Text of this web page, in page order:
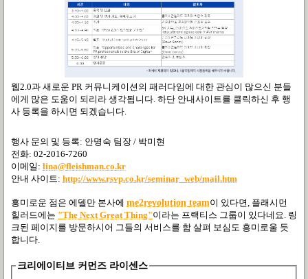
웹2.0과 새로운 PR 커뮤니케이션의 패러다임에 대한 관심이 많으신 분들
에게 많은 도움이 되리라 생각됩니다. 하단 안내사이트를 클릭하신 후 행
사 등록을 하시면 되겠습니다.
행사 문의 및 등록: 안명숙 팀장 / 박미현
전화: 02-2016-7260
이메일: lina@fleishman.co.kr
안내 사이트: http://www.rsvp.co.kr/seminar_web/mail.htm
흥미로운 점은 에델만 본사에 me2revolution team이 있다면, 플래시먼
힐러드에는 "The Next Great Thing"이라는 프랙티스 그룹이 있다네요. 링
크된 페이지를 방문하시어 그들의 서비스를 함 살펴 보심도 흥미로울 듯
합니다.
크리에이티브 커먼즈 라이센스